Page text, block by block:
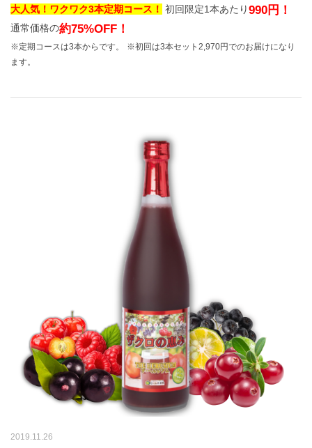
大人気！ワクワク3本定期コース！ 初回限定1本あたり990円！
通常価格の約75%OFF！
※定期コースは3本からです。
※初回は3本セット2,970円でのお届けになり
ます。
2019.11.26